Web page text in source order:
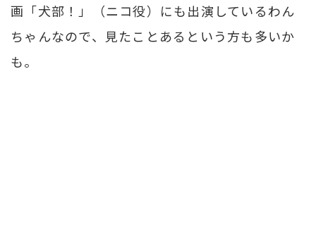
画「犬部！」（ニコ役）にも出演しているわん
ちゃんなので、見たことあるという方も多いか
も。